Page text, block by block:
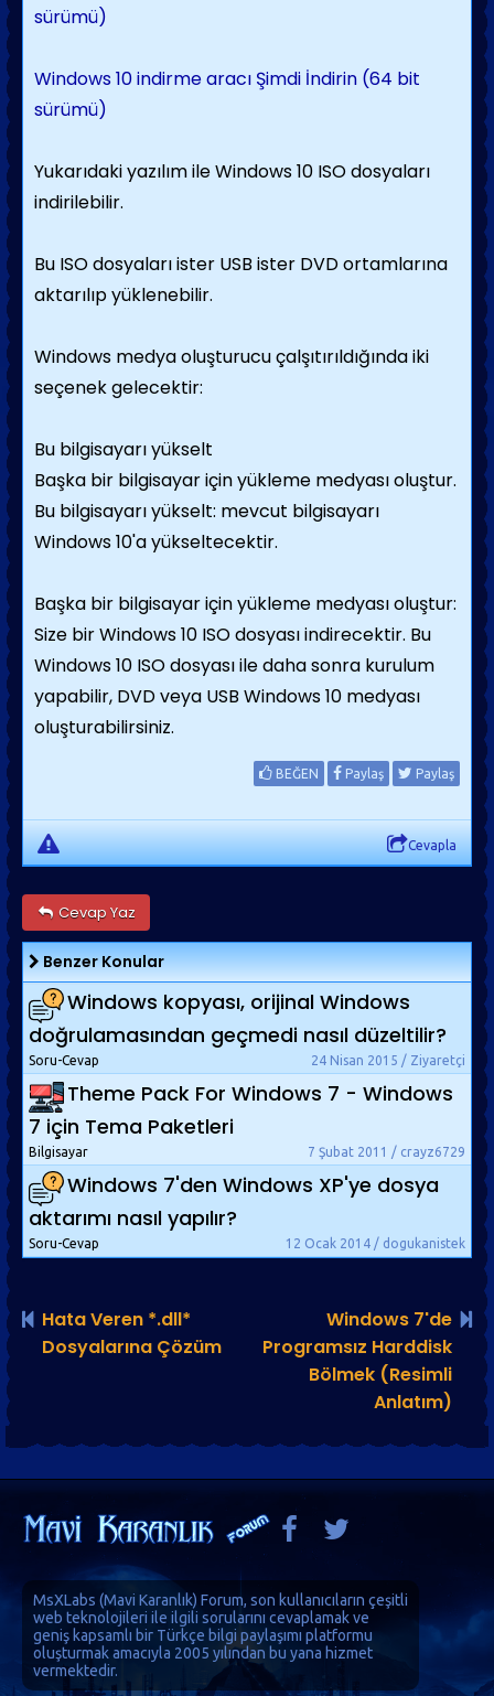
sürümü)
Windows 10 indirme aracı Şimdi İndirin (64 bit
sürümü)
Yukarıdaki yazılım ile Windows 10 ISO dosyaları
indirilebilir.
Bu ISO dosyaları ister USB ister DVD ortamlarına
aktarılıp yüklenebilir.
Windows medya oluşturucu çalşıtırıldığında iki
seçenek gelecektir:
Bu bilgisayarı yükselt
Başka bir bilgisayar için yükleme medyası oluştur.
Bu bilgisayarı yükselt: mevcut bilgisayarı
Windows 10'a yükseltecektir.
Başka bir bilgisayar için yükleme medyası oluştur:
Size bir Windows 10 ISO dosyası indirecektir. Bu
Windows 10 ISO dosyası ile daha sonra kurulum
yapabilir, DVD veya USB Windows 10 medyası
oluşturabilirsiniz.
BEĞEN Paylaş Paylaş
Cevapla
Cevap Yaz
Benzer Konular
Windows kopyası, orijinal Windows
doğrulamasından geçmedi nasıl düzeltilir?
24 Nisan 2015 / Ziyaretçi
Soru-Cevap
Theme Pack For Windows 7 - Windows
7 için Tema Paketleri
7 Şubat 2011 / crayz6729
Bilgisayar
Windows 7'den Windows XP'ye dosya
aktarımı nasıl yapılır?
12 Ocak 2014 / dogukanistek
Soru-Cevap
Hata Veren *.dll*
Dosyalarına Çözüm
Windows 7'de
Programsız Harddisk
Bölmek (Resimli
Anlatım)
MsXLabs (Mavi Karanlık) Forum, son kullanıcıların çeşitli
web teknolojileri ile ilgili sorularını cevaplamak ve
geniş kapsamlı bir Türkçe bilgi paylaşımı platformu
oluşturmak amacıyla 2005 yılından bu yana hizmet
vermektedir.